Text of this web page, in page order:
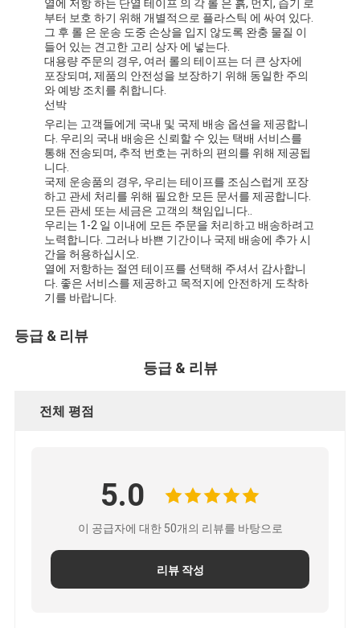
열에 저항 하는 단열 테이프 의 각 롤 은 흙, 먼지, 습기 로
부터 보호 하기 위해 개별적으로 플라스틱 에 싸여 있다.
그 후 롤 은 운송 도중 손상을 입지 않도록 완충 물질 이
들어 있는 견고한 고리 상자 에 넣는다.
대용량 주문의 경우, 여러 롤의 테이프는 더 큰 상자에
포장되며, 제품의 안전성을 보장하기 위해 동일한 주의
와 예방 조치를 취합니다.
선박
우리는 고객들에게 국내 및 국제 배송 옵션을 제공합니
다. 우리의 국내 배송은 신뢰할 수 있는 택배 서비스를
통해 전송되며, 추적 번호는 귀하의 편의를 위해 제공됩
니다.
국제 운송품의 경우, 우리는 테이프를 조심스럽게 포장
하고 관세 처리를 위해 필요한 모든 문서를 제공합니다.
모든 관세 또는 세금은 고객의 책임입니다..
우리는 1-2 일 이내에 모든 주문을 처리하고 배송하려고
노력합니다. 그러나 바쁜 기간이나 국제 배송에 추가 시
간을 허용하십시오.
열에 저항하는 절연 테이프를 선택해 주셔서 감사합니
다. 좋은 서비스를 제공하고 목적지에 안전하게 도착하
기를 바랍니다.
등급 & 리뷰
등급 & 리뷰
전체 평점
5.0
이 공급자에 대한 50개의 리뷰를 바탕으로
리뷰 작성